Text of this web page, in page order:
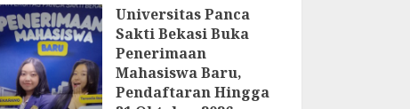
Universitas Panca
Sakti Bekasi Buka
Penerimaan
Mahasiswa Baru,
Pendaftaran Hingga